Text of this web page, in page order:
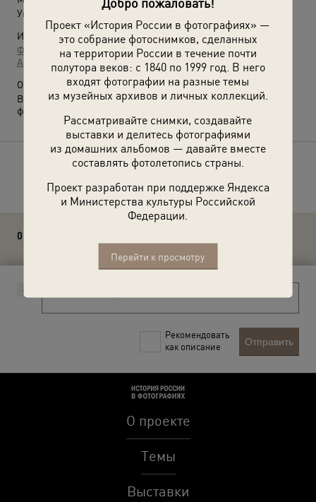
Проект «История России в фотографиях» —
это собрание фотоснимков, сделанных
на территории России в течение почти
полутора веков: с 1840 по 1999 год. В него
входят фотографии на разные темы
из музейных архивов и личных коллекций.
Рассматривайте снимки, создавайте
выставки и делитесь фотографиями
из домашних альбомов — давайте вместе
составлять фотолетопись страны.
Проект разработан при поддержке Яндекса
и Министерства культуры Российской
Федерации.
Перейти к просмотру
Украинская ССР, Крымская обл., г. Севастополь
Источники:
Фотографии пользователей russiainphoto.ru
Архив Николая Екимова
О фотографии:
Выставка «Советский Севастополь в лицах»с этой
фотографией.
Расскажите друзьям об этом фото
0 комментариев
Рекомендовать
как описание
Отправить
О проекте
Темы
Выставки